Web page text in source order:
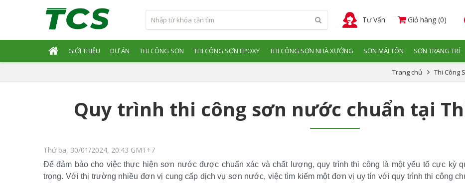
Tư Vấn Giỏ hàng (0)
GIỚI THIỆU DỰ ÁN THI CÔNG SƠN THI CÔNG SƠN EPOXY THI CÔNG SƠN NHÀ XƯỞNG SƠN MÁI TÔN SƠN TRANG TRÍ
Trang chủ Thi Công
Quy trình thi công sơn nước chuẩn tại
Thứ ba, 30/01/2024, 20:43 GMT+7
Để đảm bảo cho việc thực hiện sơn nước được chuẩn xác và chất lượng, quy trình thi công là một yếu tố cực kỳ
trọng. Với thị trường nhiều đơn vị cung cấp dịch vụ sơn nước, việc tìm kiếm một đơn vị uy tín với quy trình thi công